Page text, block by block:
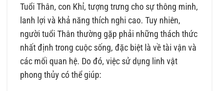
Tuổi Thân, con Khỉ, tượng trưng cho sự thông minh,
lanh lợi và khả năng thích nghi cao. Tuy nhiên,
người tuổi Thân thường gặp phải những thách thức
nhất định trong cuộc sống, đặc biệt là về tài vận và
các mối quan hệ. Do đó, việc sử dụng linh vật
phong thủy có thể giúp: